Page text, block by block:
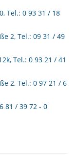
Tel.: 0 93 31 / 18
2, Tel.: 09 31 / 49
Tel.: 0 93 21 / 41
2, Tel.: 0 97 21 / 6
81 / 39 72 - 0